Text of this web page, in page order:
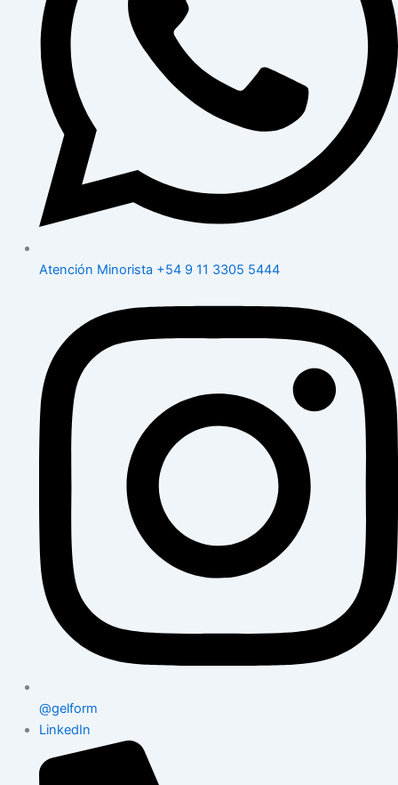
Atención Minorista +54 9 11 3305 5444
@gelform
LinkedIn